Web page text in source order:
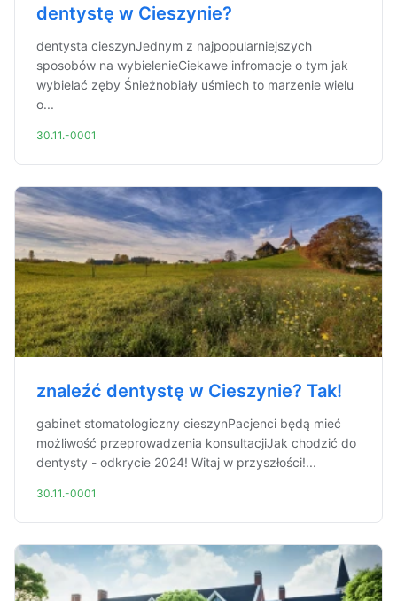
dentystę w Cieszynie?
dentysta cieszynJednym z najpopularniejszych
sposobów na wybielenieCiekawe infromacje o tym jak
wybielać zęby Śnieżnobiały uśmiech to marzenie wielu
o...
30.11.-0001
znaleźć dentystę w Cieszynie? Tak!
gabinet stomatologiczny cieszynPacjenci będą mieć
możliwość przeprowadzenia konsultacjiJak chodzić do
dentysty - odkrycie 2024! Witaj w przyszłości!...
30.11.-0001